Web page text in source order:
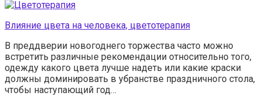
Влияние цвета на человека, цветотерапия
В преддверии новогоднего торжества часто можно
встретить различные рекомендации относительно того,
одежду какого цвета лучше надеть или какие краски
должны доминировать в убранстве праздничного стола,
чтобы наступающий год…